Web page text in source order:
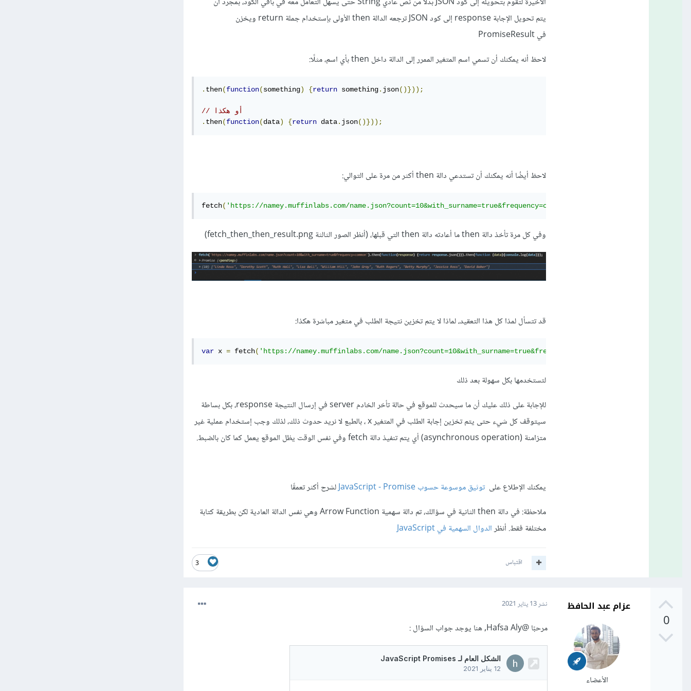
يتم تحويل الإجابة response إلى كود JSON ترجعه الدالة then الأولى بإستخدام جملة return ويخزن
في PromiseResult
لاحظ أنه يمكنك أن تسمي اسم المتغير الممرر إلى الدالة داخل then بأي اسم، مثلًا:
. then(function(something) {return something. json()}));
. then(function(data) {return data. json()}));
لاحظ أيضُا أنه يمكنك أن تستدعي دالة then أكثر من مرة على التوالي:
fetch( 'https://namey.muffinlabs.com/name.json?count=10&with_surname=true&frequency=common'
وفي كل مرة تأخذ دالة then ما أعادته دالة then التي قبلها، (أنظر الصور الثالثة fetch_then_then_result.png)
قد تتسأل لمذا كل هذا التعقيد، لماذا لا يتم تخزين نتيجة الطلب في متغير مباشرة هكذا:
var x = fetch( 'https://namey.muffinlabs.com/name.json?count=10&with_surname=true&frequency=common'
لتستخدمها بكل سهولة بعد ذلك
للإجابة على ذلك عليك أن ما سيحدث للموقع في حالة تأخر الخادم server في إرسال النتيجة response، بكل بساطة
سيتوقف كل شيء حتى يتم تخزين إجابة الطلب في المتغير x ، بالطبع لا نريد حدوث ذلك، لذلك وجب إستخدام عملية غير
متزامنة (asynchronous operation) أي يتم تنفيذ دالة fetch وفي نفس الوقت يظل الموقع يعمل كما كان بالضبط.
يمكنك الإطلاع على توثيق موسوعة حسوب JavaScript - Promise
لشرح أكثر تعمقًا
ملاحظة: في دالة then الثانية في سؤالك، تم دالة سهمية Arrow Function وهي نفس الدالة العادية لكن بطريقة كتابة
مختلفة فقط. أنظرالدوال السهمية في JavaScript
3 اقتباس
0
عزام عبد الحافظ
الأعضاء
نشر13 يناير 2021
مرحبًا@Hafsa Aly , هنا يوجد جواب السؤال :